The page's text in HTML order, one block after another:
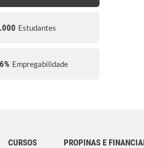
Estudantes
Empregabilidade
CURSOS PROPINAS E